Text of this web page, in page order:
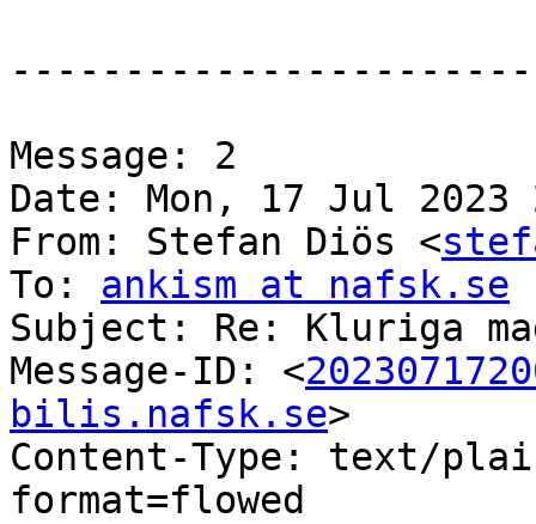
Message: 2
Date: Mon, 17 Jul 2023
From: Stefan Diös <
To: ankism at nafsk.se
Subject: Re: Kluriga
Message-ID: <
bilis.nafsk.se>
Content-Type: text/
format=flowed